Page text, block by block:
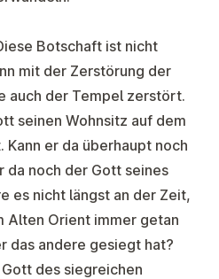
Botschaft ist nicht
mit der Zerstörung der
auch der Tempel zerstört.
seinen Wohnsitz auf dem
Kann er da überhaupt noch
da noch der Gott seines
es nicht längst an der Zeit,
Alten Orient immer getan
das andere gesiegt hat?
des siegreichen